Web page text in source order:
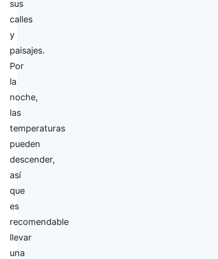
sus
calles
y
paisajes.
Por
la
noche,
las
temperaturas
pueden
descender,
así
que
es
recomendable
llevar
una